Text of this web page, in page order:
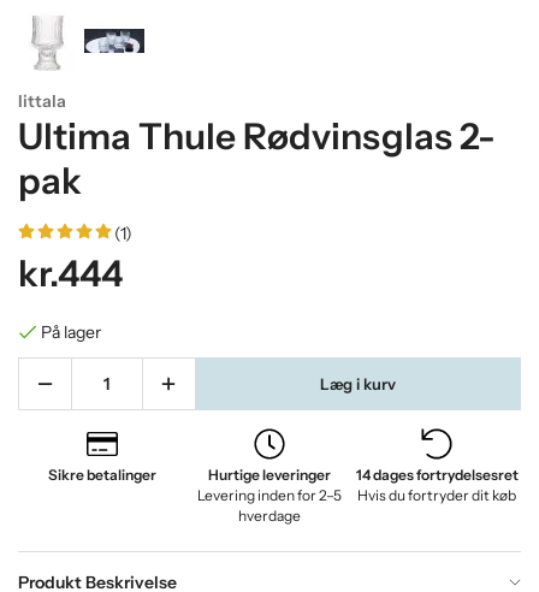
Iittala
Ultima Thule Rødvinsglas 2-
pak
(1)
kr.444
På lager
Læg i kurv
Sikre betalinger
Hurtige leveringer
Levering inden for 2–5
hverdage
14 dages fortrydelsesret
Hvis du fortryder dit køb
Produkt Beskrivelse